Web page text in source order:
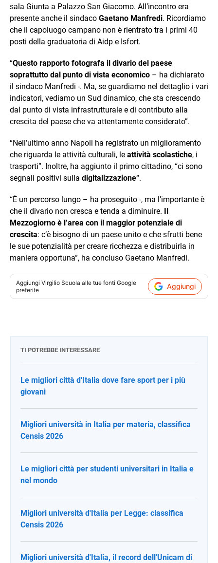
sala Giunta a Palazzo San Giacomo. All’incontro era
presente anche il sindaco Gaetano Manfredi. Ricordiamo
che il capoluogo campano non è rientrato tra i primi 40
posti della graduatoria di Aidp e Isfort.
“Questo rapporto fotografa il divario del paese
soprattutto dal punto di vista economico – ha dichiarato
il sindaco Manfredi -. Ma, se guardiamo nel dettaglio i vari
indicatori, vediamo un Sud dinamico, che sta crescendo
dal punto di vista infrastrutturale e di contributo alla
crescita del paese che va attentamente considerato”.
“Nell’ultimo anno Napoli ha registrato un miglioramento
che riguarda le attività culturali, le attività scolastiche, i
trasporti”. Inoltre, ha aggiunto il primo cittadino, “ci sono
segnali positivi sulla digitalizzazione“.
“È un percorso lungo – ha proseguito -, ma l’importante è
che il divario non cresca e tenda a diminuire. Il
Mezzogiorno è l’area con il maggior potenziale di
crescita: c’è bisogno di un paese unito e che sfrutti bene
le sue potenzialità per creare ricchezza e distribuirla in
maniera opportuna”, ha concluso Gaetano Manfredi.
Aggiungi Virgilio Scuola alle tue fonti Google
preferite
Aggiungi
TI POTREBBE INTERESSARE
Le migliori città d'Italia dove fare sport per i più
giovani
Migliori università in Italia per materia, classifica
Censis 2026
Le migliori città per studenti universitari in Italia e
nel mondo
Migliori università d'Italia per Legge: classifica
Censis 2026
Migliori università d'Italia, il record dell'Unicam di